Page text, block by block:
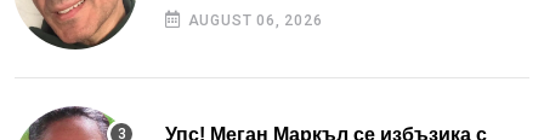
AUGUST 06, 2026
Упс! Меган Маркъл се избъзика с